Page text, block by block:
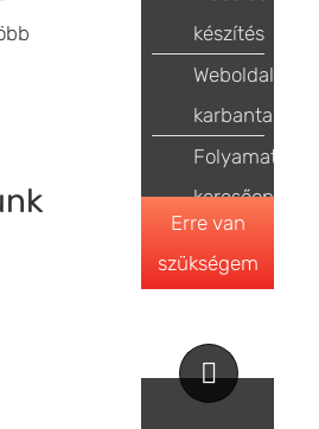
készítés
Weboldal
karbantartás
Folyamatos
Erre van
szükségem